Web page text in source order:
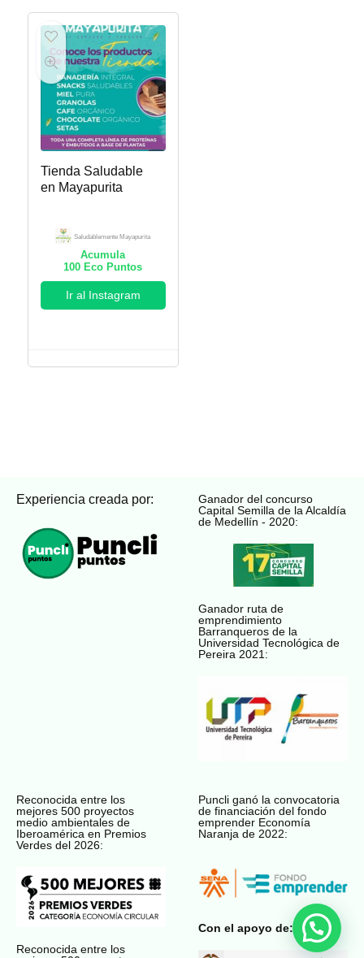
Tienda Saludable
en Mayapurita
Saludablemente Mayapurita
Acumula
100 Eco Puntos
Ir al Instagram
Experiencia creada por:
Ganador del concurso
Capital Semilla de la Alcaldía
de Medellín - 2020:
Ganador ruta de
emprendimiento
Barranqueros de la
Universidad Tecnológica de
Pereira 2021:
Reconocida entre los
mejores 500 proyectos
medio ambientales de
Iberoamérica en Premios
Verdes del 2026:
Reconocida entre los
Puncli ganó la convocatoria
de financiación del fondo
emprender Economía
Naranja de 2022:
Con el apoyo de: